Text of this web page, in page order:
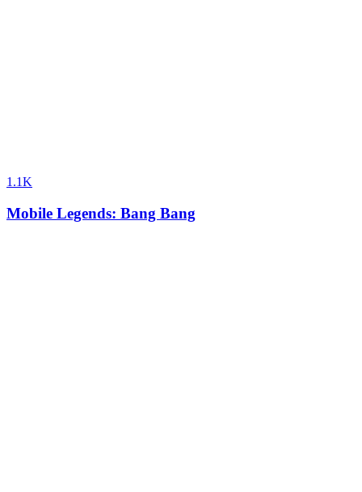
1.1K
Mobile Legends: Bang Bang